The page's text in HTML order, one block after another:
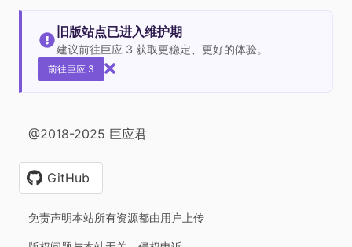
旧版站点已进入维护期
建议前往巨应 3 获取更稳定、更好的体验。
前往巨应 3
@2018-2025 巨应君
GitHub
免责声明本站所有资源都由用户上传